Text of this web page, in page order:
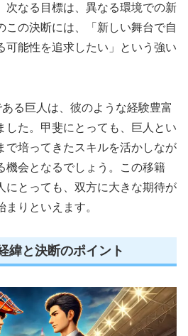
次なる目標は、異なる環境での新
この決断には、「新しい舞台で自
可能性を追求したい」という強い
ある巨人は、彼のような経験豊富
した。甲斐にとっても、巨人とい
で培ってきたスキルを活かしなが
機会となるでしょう。この移籍
にとっても、双方に大きな期待が
りといえます。
緯と決断のポイント